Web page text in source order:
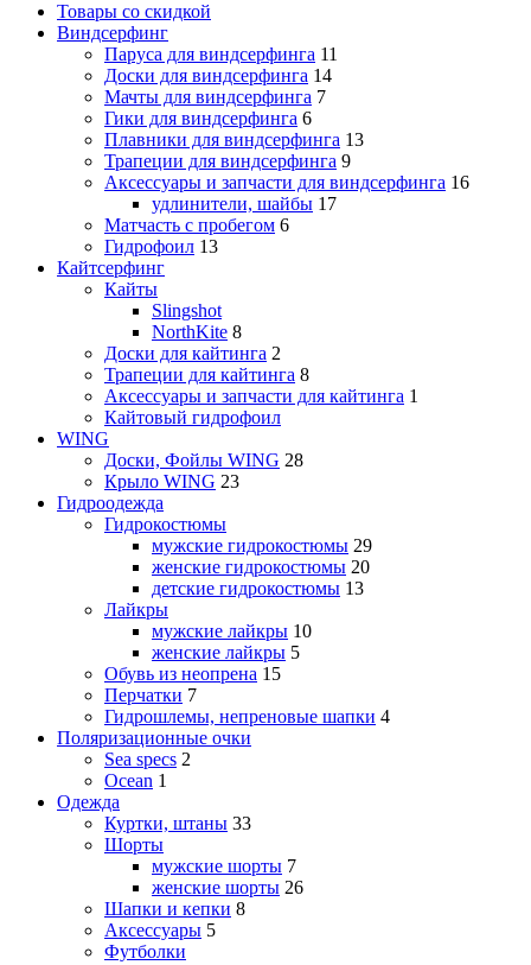
Товары со скидкой
Виндсерфинг
Паруса для виндсерфинга 11
Доски для виндсерфинга 14
Мачты для виндсерфинга 7
Гики для виндсерфинга 6
Плавники для виндсерфинга 13
Трапеции для виндсерфинга 9
Аксессуары и запчасти для виндсерфинга 16
удлинители, шайбы 17
Матчасть с пробегом 6
Гидрофоил 13
Кайтсерфинг
Кайты
Slingshot
NorthKite 8
Доски для кайтинга 2
Трапеции для кайтинга 8
Аксессуары и запчасти для кайтинга 1
Кайтовый гидрофоил
WING
Доски, Фойлы WING 28
Крыло WING 23
Гидроодежда
Гидрокостюмы
мужские гидрокостюмы 29
женские гидрокостюмы 20
детские гидрокостюмы 13
Лайкры
мужские лайкры 10
женские лайкры 5
Обувь из неопрена 15
Перчатки 7
Гидрошлемы, непреновые шапки 4
Поляризационные очки
Sea specs 2
Ocean 1
Одежда
Куртки, штаны 33
Шорты
мужские шорты 7
женские шорты 26
Шапки и кепки 8
Аксессуары 5
Футболки